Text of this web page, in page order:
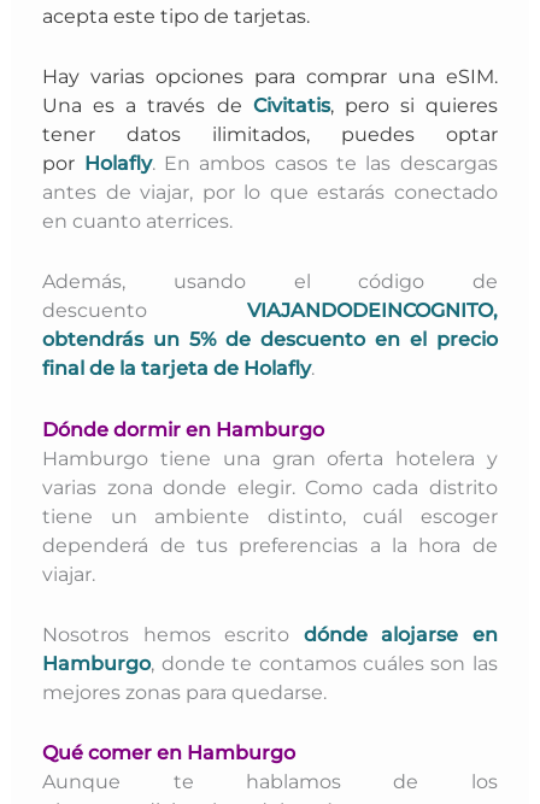
acepta este tipo de tarjetas.
Hay varias opciones para comprar una eSIM.
Una es a través de Civitatis, pero si quieres
tener datos ilimitados, puedes optar
por Holafly. En ambos casoste las descargas
antes de viajar, por lo que estarás conectado
en cuanto aterrices.
Además, usando el código de
descuento VIAJANDODEINCOGNITO,
obtendrás un 5% de descuento en el precio
final de la tarjeta de Holafly.
Dónde dormir en Hamburgo
Hamburgo tiene una gran oferta hotelera y
varias zona donde elegir. Como cada distrito
tiene un ambiente distinto, cuál escoger
dependerá de tus preferencias a la hora de
viajar.
Nosotros hemos escrito dónde alojarse en
Hamburgo, donde te contamos cuáles son las
mejores zonas para quedarse.
Qué comer en Hamburgo
Aunque te hablamos de los